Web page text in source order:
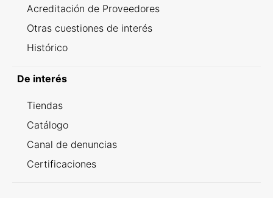
Acreditación de Proveedores
Otras cuestiones de interés
Histórico
De interés
Tiendas
Catálogo
Canal de denuncias
Certificaciones